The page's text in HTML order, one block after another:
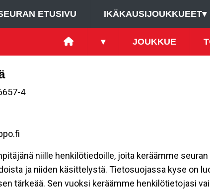
ETUSIVU IKÄKAUSIJOUKKUEET▾
▾ JOUKKUE
4
niille henkilötiedoille, joita keräämme
ja niiden käsittelystä. Tietosuojassa kyse on
tärkeää. Sen vuoksi keräämme henkilötietojasi